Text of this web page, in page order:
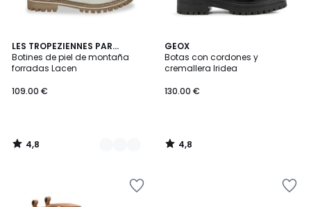
LES TROPEZIENNES PAR
M.BELARBI
Botines de piel de montaña
forradas Lacen
109.00 €
4,8
/ 5
2
Colores
4,8
/
GEOX
Botas con cordones y
cremallera Iridea
130.00 €
4,8
/ 5
4,8
/